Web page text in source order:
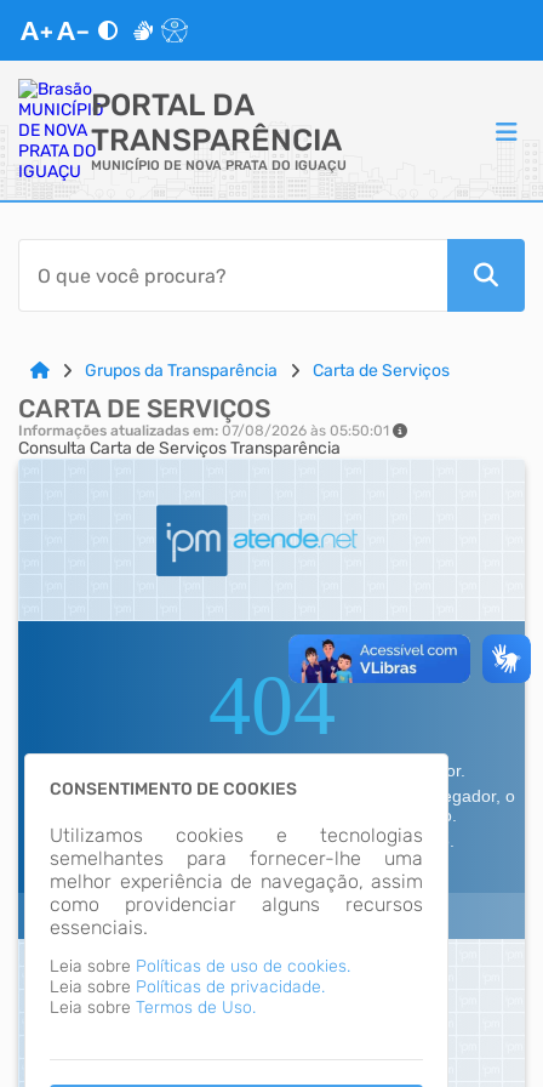
PORTAL DA
TRANSPARÊNCIA
MUNICÍPIO DE NOVA PRATA DO IGUAÇU
ACESSO RÁPIDO
Acessibilidade
Cidadão
Autoatendimento
Grupos da Transparência Carta de Serviços
CARTA DE SERVIÇOS
Informações atualizadas em: 07/08/2026 às 05:50:01
Consulta Carta de Serviços Transparência
CONSENTIMENTO DE COOKIES
Utilizamos cookies e tecnologias
semelhantes para fornecer-lhe uma
melhor experiência de navegação, assim
como providenciar alguns recursos
essenciais.
Leia sobre Políticas de uso de cookies.
Leia sobre Políticas de privacidade.
Leia sobre Termos de Uso.